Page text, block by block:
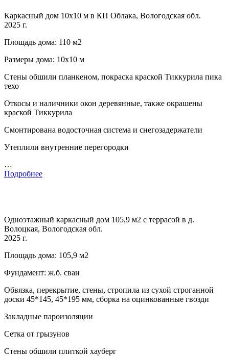
Каркасный дом 10х10 м в КП Облака, Вологодская обл.
2025 г.
Площадь дома: 110 м2
Размеры дома: 10х10 м
Стены обшили планкеном, покраска краской Тиккурила пика
техо
Откосы и наличники окон деревянные, также окрашены
краской Тиккурила
Смонтирована водосточная система и снегозадержатели
Утеплили внутренние перегородки
…
Подробнее
Одноэтажный каркасный дом 105,9 м2 с террасой в д.
Волоцкая, Вологодская обл.
2025 г.
Площадь дома: 105,9 м2
Фундамент: ж.б. сваи
Обвязка, перекрытие, стены, стропила из сухой строганной
доски 45*145, 45*195 мм, сборка на оцинкованные гвозди
Закладные пароизоляции
Сетка от грызунов
Стены обшили плиткой хауберг